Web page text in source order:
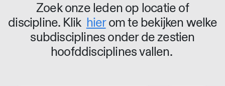
Zoek onze leden op locatie of
discipline. Klik hierom te bekijken welke
subdisciplines onder de zestien
hoofddisciplines vallen.